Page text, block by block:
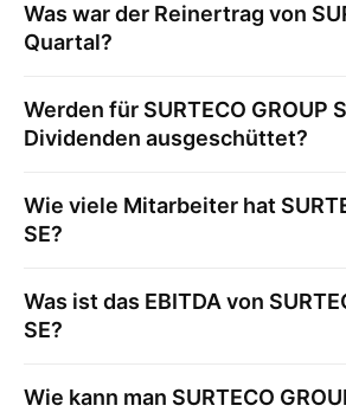
Was war der Reinertrag von
Quartal?
Werden für SURTECO GROUP
Dividenden ausgeschüttet?
Wie viele Mitarbeiter hat
SE?
Was ist das EBITDA von
SE?
Wie kann man SURTECO